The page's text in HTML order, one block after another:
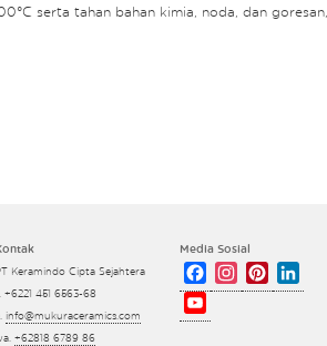
serta tahan bahan kimia, noda, dan
Keramindo Cipta Sejahtera
+6221 451 6563-68
info@mukuraceramics.com
+62818 6789 86
Media Sosial
Facebook
Instagram
Channel